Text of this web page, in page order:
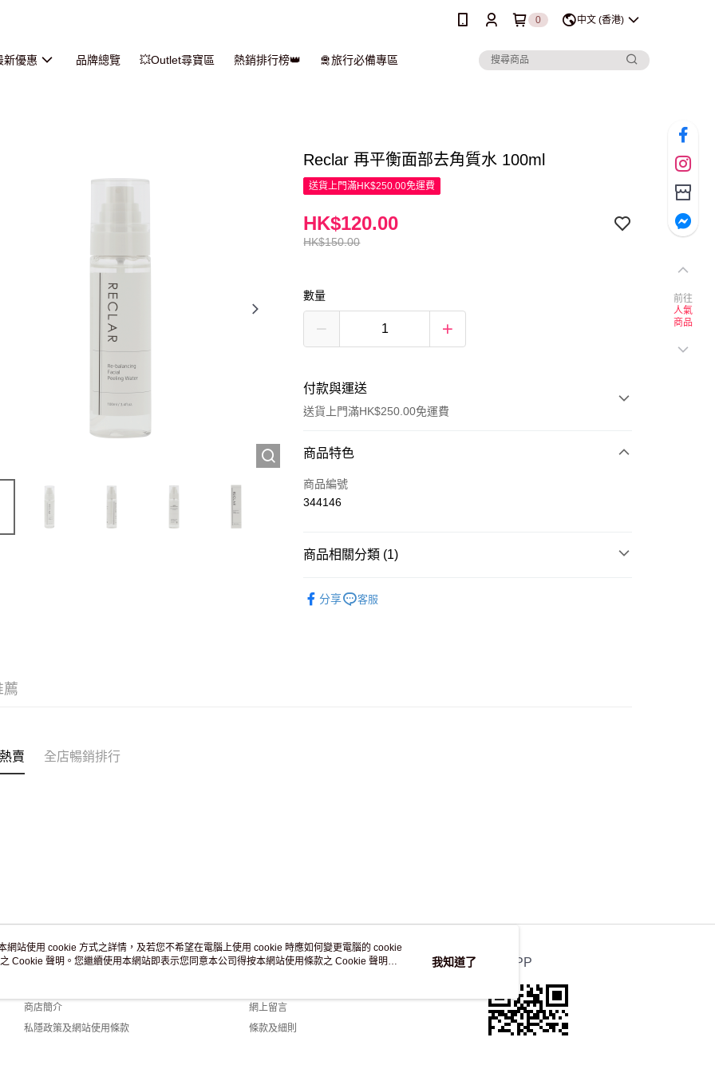
0 中文 (香港)
新優惠 品牌總覽 💥Outlet尋寶區 熱銷排行榜👑 🛅旅行必備專區
Reclar 再平衡面部去角質水 100ml
送貨上門滿HK$250.00免運費
HK$150.00
HK$120.00
數量
付款與運送
送貨上門滿HK$250.00免運費
付款方式
信用卡
商品特色
商品編號
344146
商品相關分類 (1)
分享
客服
薦
賣 全店暢銷排行
關於我們
商店簡介
私隱政策及網站使用條款
客戶服務
網上留言
條款及細則
官方APP
前往
人氣
商品
網站使用 cookie 方式之詳情，及若您不希望在電腦上使用 cookie 時應如何變更電腦的 cookie
Cookie 聲明。您繼續使用本網站即表示您同意本公司得按本網站使用條款之 Cookie 聲明使
我知道了